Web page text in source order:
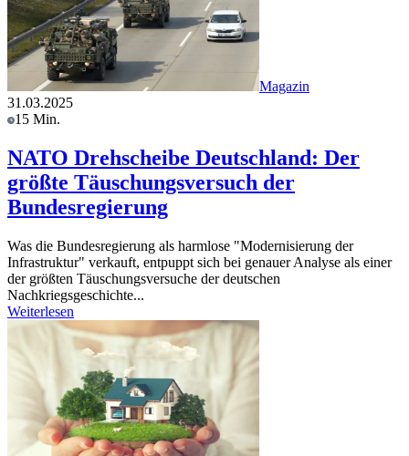
Magazin
31.03.2025
15 Min.
NATO Drehscheibe Deutschland: Der
größte Täuschungsversuch der
Bundesregierung
Was die Bundesregierung als harmlose "Modernisierung der
Infrastruktur" verkauft, entpuppt sich bei genauer Analyse als einer
der größten Täuschungsversuche der deutschen
Nachkriegsgeschichte...
Weiterlesen